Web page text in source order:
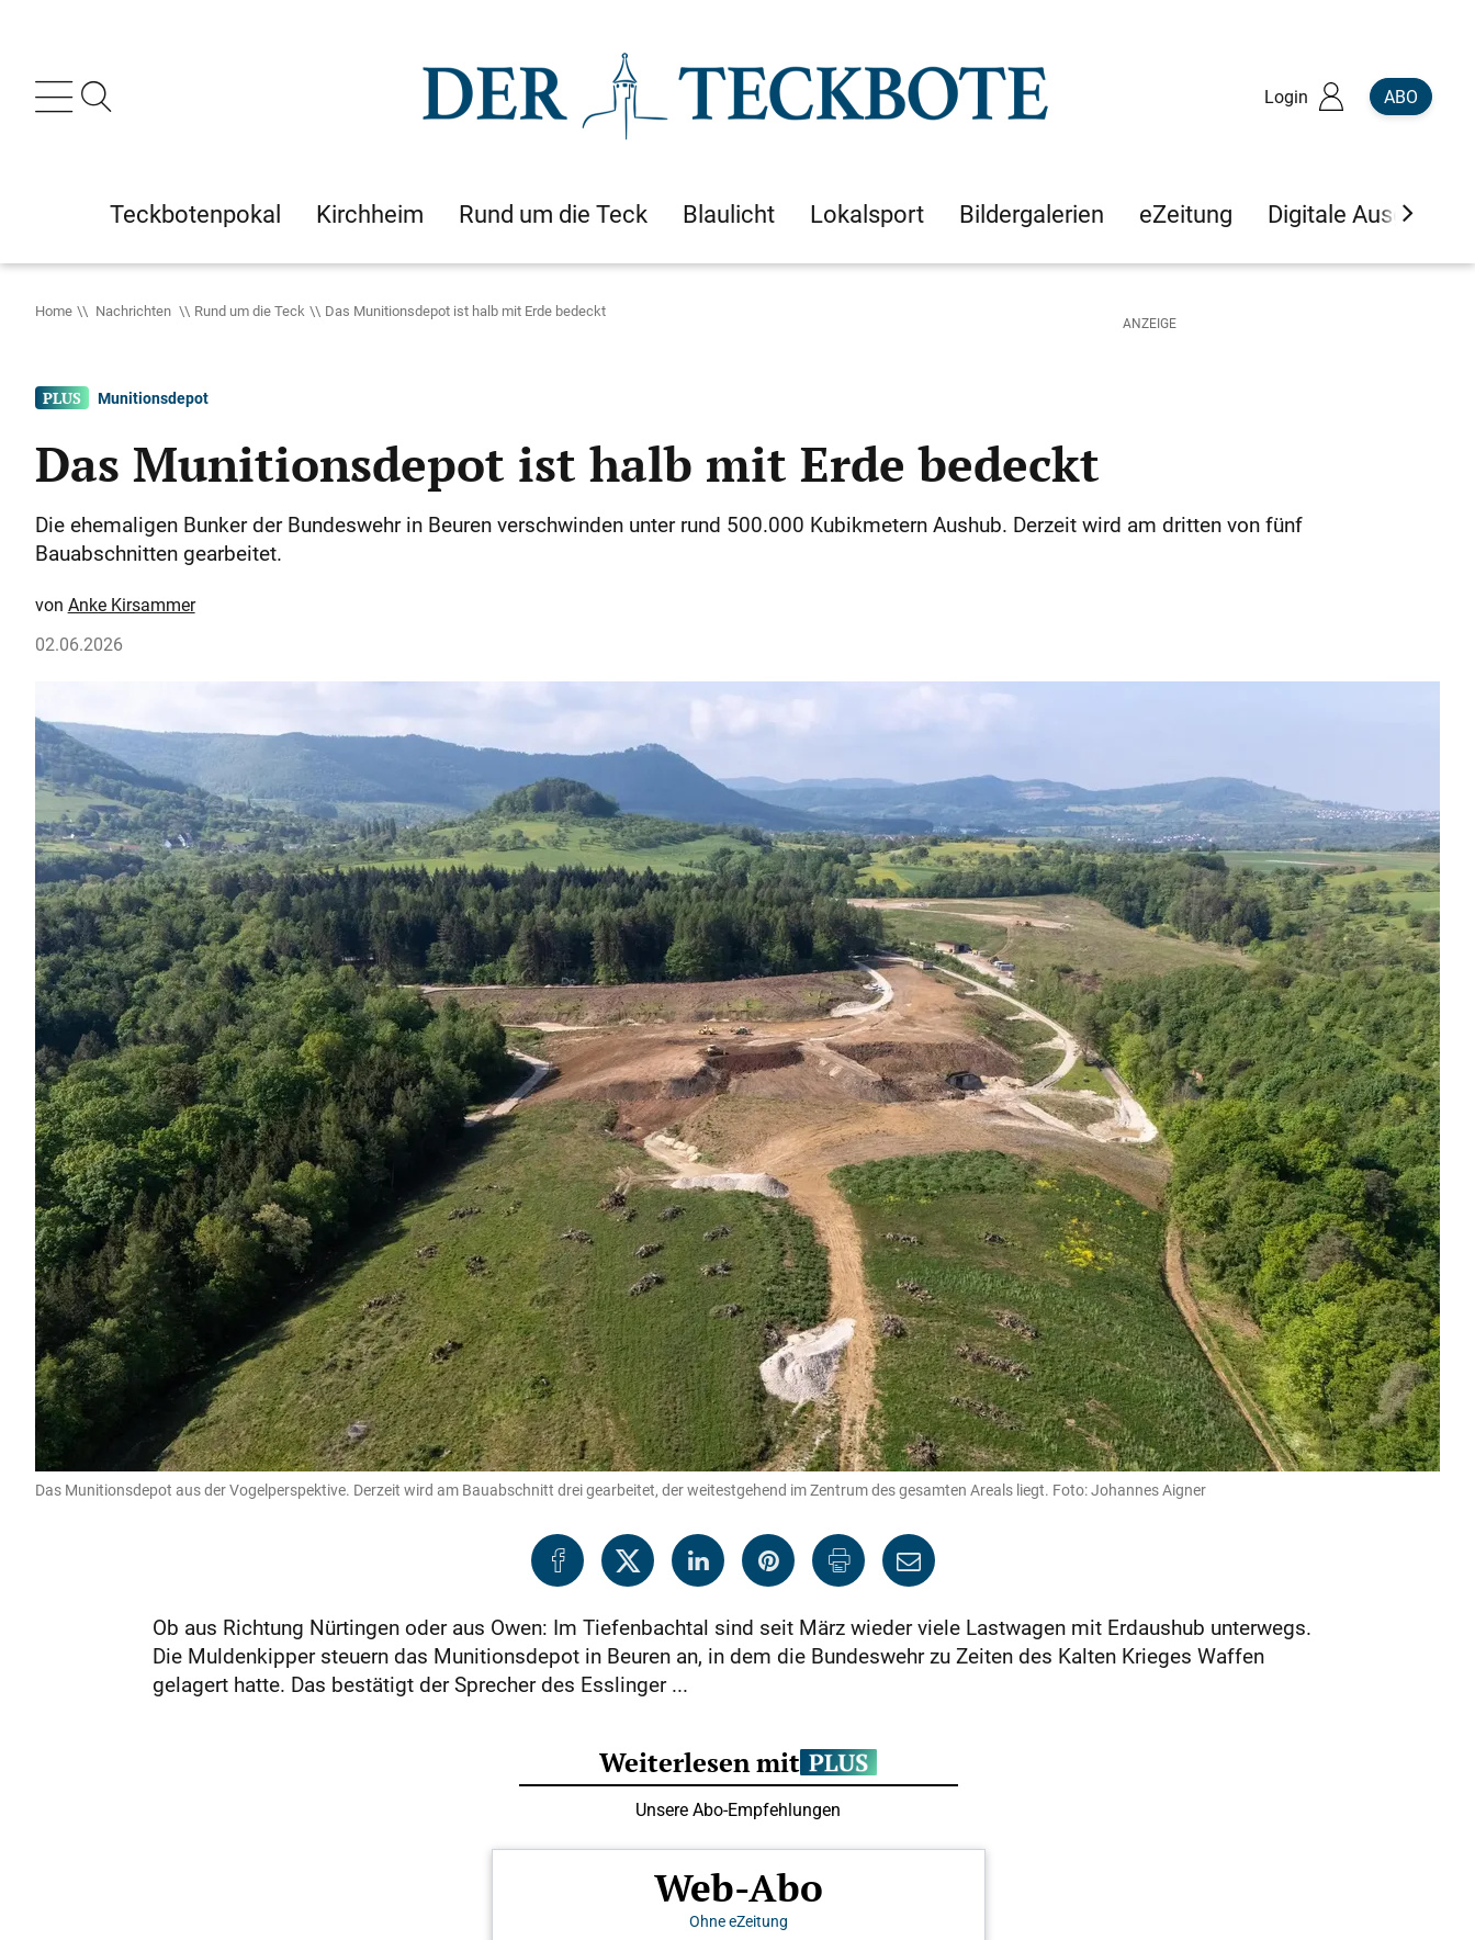
Login ABO
Teckbotenpokal Kirchheim Rund um die Teck Blaulicht Lokalsport Bildergalerien eZeitung Digitale Ausgaben
Home Nachrichten Rund um die Teck Das Munitionsdepot ist halb mit Erde bedeckt
Munitionsdepot
Das Munitionsdepot ist halb mit Erde bedeckt
Die ehemaligen Bunker der Bundeswehr in Beuren verschwinden unter rund 500.000 Kubikmetern Aushub. Derzeit wird am dritten von fünf
Bauabschnitten gearbeitet.
Anke Kirsammer
02.06.2026
Das Munitionsdepot aus der Vogelperspektive. Derzeit wird am Bauabschnitt drei gearbeitet, der weitestgehend im Zentrum des gesamten Areals liegt. Foto: Johannes Aigner
Ob aus Richtung Nürtingen oder aus Owen: Im Tiefenbachtal sind seit März wieder viele Lastwagen mit Erdaushub unterwegs.
Die Muldenkipper steuern das Munitionsdepot in Beuren an, in dem die Bundeswehr zu Zeiten des Kalten Krieges Waffen
gelagert hatte. Das bestätigt der Sprecher des Esslinger ...